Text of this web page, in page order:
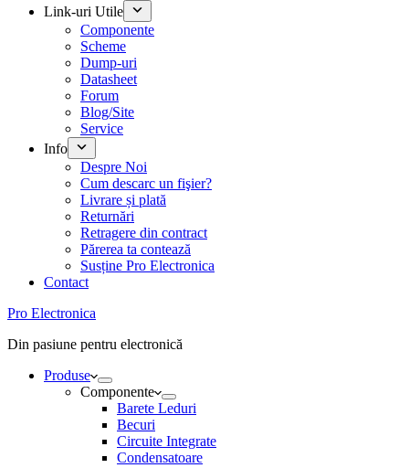
Link-uri Utile
Componente
Scheme
Dump-uri
Datasheet
Forum
Blog/Site
Service
Info
Despre Noi
Cum descarc un fişier?
Livrare și plată
Returnări
Retragere din contract
Părerea ta contează
Susține Pro Electronica
Contact
Pro Electronica
Din pasiune pentru electronică
Produse
Componente
Barete Leduri
Becuri
Circuite Integrate
Condensatoare